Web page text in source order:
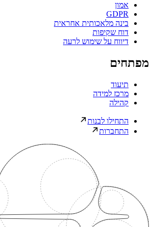
אמון
GDPR
בינה מלאכותית אחראית
דוח שקיפות
דיווח על שימוש לרעה
מפתחים
תיעוד
מרכז למידה
קהילה
התחילו לבנות
התחברות